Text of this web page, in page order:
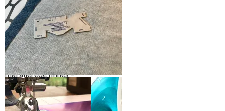
Det gode med å bruke et
annet forklede som
utgangspunkt er at alle
mål allerede finnes –
som feks stroppen rundt
nakken
Kanten nederst måler 2 cm ferdig
og er brettet to ganger før den
stikkes ned. Dette er den første